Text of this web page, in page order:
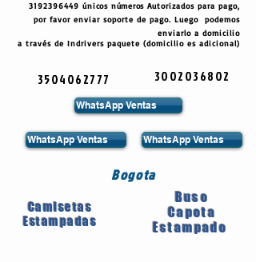
3192396449 únicos números Autorizados para pago,
por favor enviar soporte de pago. Luego podemos
enviarlo a domicilio
a través de Indrivers paquete (domicilio es adicional)
3504062777 3002036802
WhatsApp Ventas
WhatsApp Ventas WhatsApp Ventas
Bogota
Camisetas
Estampadas
Buso
Capota
Estampado